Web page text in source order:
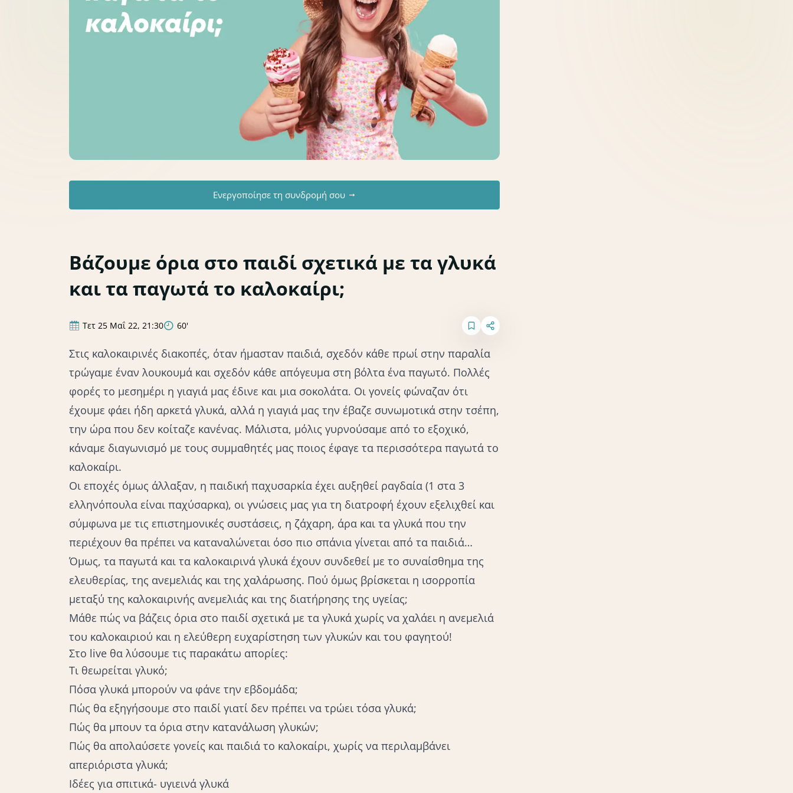
Ενεργοποίησε τη συνδρομή σου
Βάζουμε όρια στο παιδί σχετικά με τα γλυκά
και τα παγωτά το καλοκαίρι;
Τετ 25 Μαΐ 22, 21:30 60'
Στις καλοκαιρινές διακοπές, όταν ήμασταν παιδιά, σχεδόν κάθε πρωί στην παραλία
τρώγαμε έναν λουκουμά και σχεδόν κάθε απόγευμα στη βόλτα ένα παγωτό. Πολλές
φορές το μεσημέρι η γιαγιά μας έδινε και μια σοκολάτα. Οι γονείς φώναζαν ότι
έχουμε φάει ήδη αρκετά γλυκά, αλλά η γιαγιά μας την έβαζε συνωμοτικά στην τσέπη,
την ώρα που δεν κοίταζε κανένας. Μάλιστα, μόλις γυρνούσαμε από το εξοχικό,
κάναμε διαγωνισμό με τους συμμαθητές μας ποιος έφαγε τα περισσότερα παγωτά το
καλοκαίρι.
Οι εποχές όμως άλλαξαν, η παιδική παχυσαρκία έχει αυξηθεί ραγδαία (1 στα 3
ελληνόπουλα είναι παχύσαρκα), οι γνώσεις μας για τη διατροφή έχουν εξελιχθεί και
σύμφωνα με τις επιστημονικές συστάσεις, η ζάχαρη, άρα και τα γλυκά που την
περιέχουν θα πρέπει να καταναλώνεται όσο πιο σπάνια γίνεται από τα παιδιά…
Όμως, τα παγωτά και τα καλοκαιρινά γλυκά έχουν συνδεθεί με το συναίσθημα της
ελευθερίας, της ανεμελιάς και της χαλάρωσης. Πού όμως βρίσκεται η ισορροπία
μεταξύ της καλοκαιρινής ανεμελιάς και της διατήρησης της υγείας;
Μάθε πώς να βάζεις όρια στο παιδί σχετικά με τα γλυκά χωρίς να χαλάει η ανεμελιά
του καλοκαιριού και η ελεύθερη ευχαρίστηση των γλυκών και του φαγητού!
Στο live θα λύσουμε τις παρακάτω απορίες:
Τι θεωρείται γλυκό;
Πόσα γλυκά μπορούν να φάνε την εβδομάδα;
Πώς θα εξηγήσουμε στο παιδί γιατί δεν πρέπει να τρώει τόσα γλυκά;
Πώς θα μπουν τα όρια στην κατανάλωση γλυκών;
Πώς θα απολαύσετε γονείς και παιδιά το καλοκαίρι, χωρίς να περιλαμβάνει
απεριόριστα γλυκά;
Ιδέες για σπιτικά- υγιεινά γλυκά